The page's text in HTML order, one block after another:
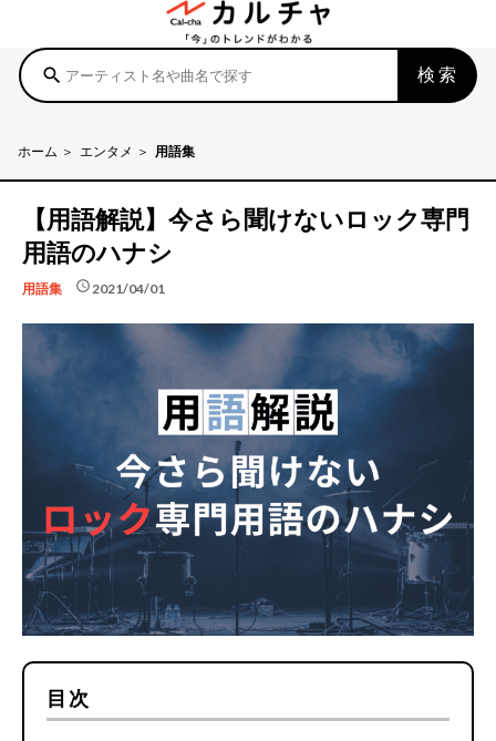
search 検索
ホーム エンタメ 用語集
【用語解説】今さら聞けないロック専門
用語のハナシ
用語集 schedule 2021/04/01
目次